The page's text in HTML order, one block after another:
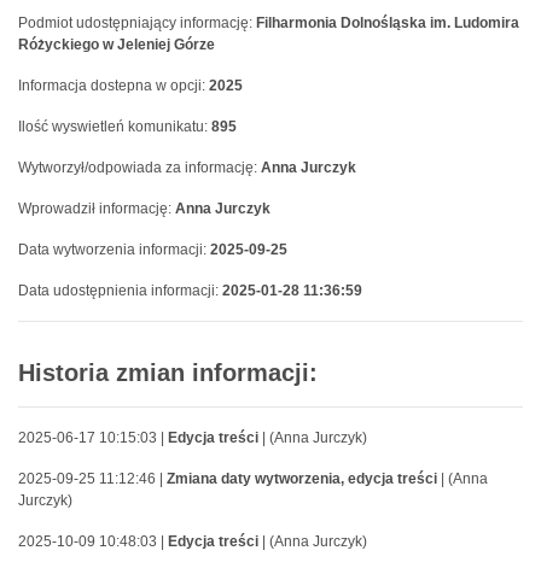
Podmiot udostępniający informację: Filharmonia Dolnośląska im. Ludomira
Różyckiego w Jeleniej Górze
Informacja dostepna w opcji: 2025
Ilość wyswietleń komunikatu: 895
Wytworzył/odpowiada za informację: Anna Jurczyk
Wprowadził informację: Anna Jurczyk
Data wytworzenia informacji: 2025-09-25
Data udostępnienia informacji: 2025-01-28 11:36:59
Historia zmian informacji:
2025-06-17 10:15:03 | Edycja treści | (Anna Jurczyk)
2025-09-25 11:12:46 | Zmiana daty wytworzenia, edycja treści | (Anna
Jurczyk)
2025-10-09 10:48:03 | Edycja treści | (Anna Jurczyk)